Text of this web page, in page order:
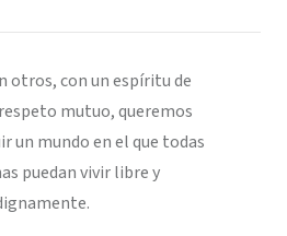
otros, con un espíritu de
mutuo, queremos
un mundo en el que todas
puedan vivir libre y